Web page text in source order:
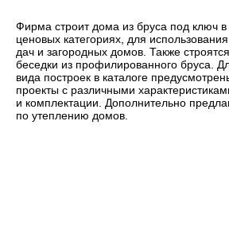
Фирма строит дома из бруса под ключ
ценовых категориях, для использования
дач и загородных домов. Также
беседки из профилированного бруса.
вида построек в каталоге
проекты с различными
и комплектации. Дополнительно
по утеплению домов.